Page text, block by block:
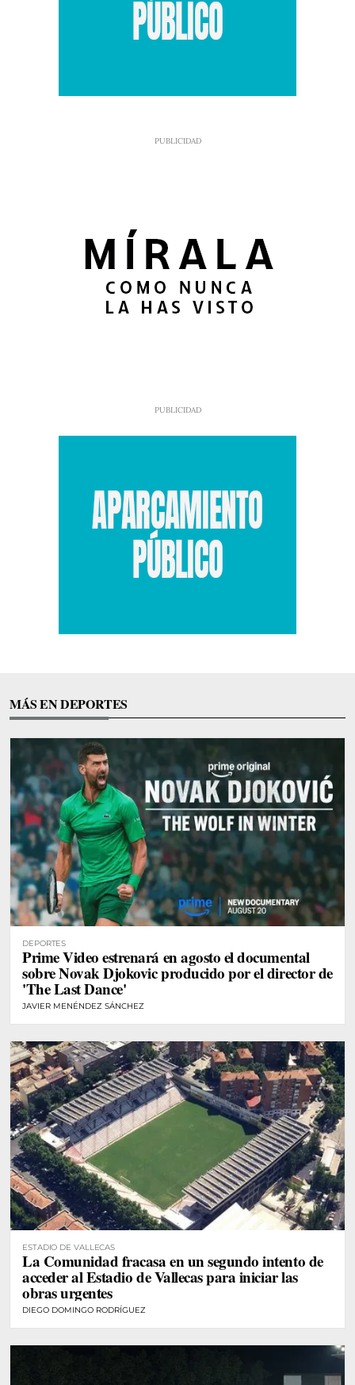
MÁS EN DEPORTES
DEPORTES
Prime Video estrenará en agosto el documental
sobre Novak Djokovic producido por el director de
'The Last Dance'
JAVIER MENÉNDEZ SÁNCHEZ
ESTADIO DE VALLECAS
La Comunidad fracasa en un segundo intento de
acceder al Estadio de Vallecas para iniciar las
obras urgentes
DIEGO DOMINGO RODRÍGUEZ